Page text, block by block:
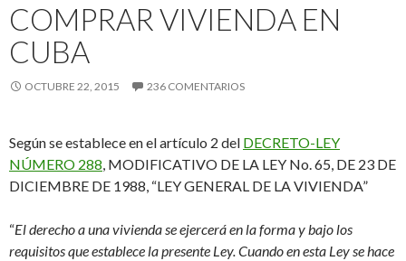
COMPRAR VIVIENDA EN
CUBA
OCTUBRE 22, 2015 236 COMENTARIOS
Según se establece en el artículo 2 del DECRETO-LEY
NÚMERO 288, MODIFICATIVO DE LA LEY No. 65, DE 23 DE
DICIEMBRE DE 1988, “LEY GENERAL DE LA VIVIENDA”
“El derecho a una vivienda se ejercerá en la forma y bajo los
requisitos que establece la presente Ley. Cuando en esta Ley se hace